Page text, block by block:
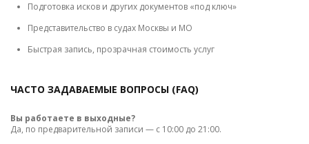
Подготовка исков и других документов «под ключ»
Представительство в судах Москвы и МО
Быстрая запись, прозрачная стоимость услуг
ЧАСТО ЗАДАВАЕМЫЕ ВОПРОСЫ (FAQ)
Вы работаете в выходные?
Да, по предварительной записи — с 10:00 до 21:00.